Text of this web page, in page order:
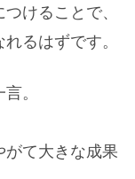
けることで、
るはずです。
。
て大きな成果